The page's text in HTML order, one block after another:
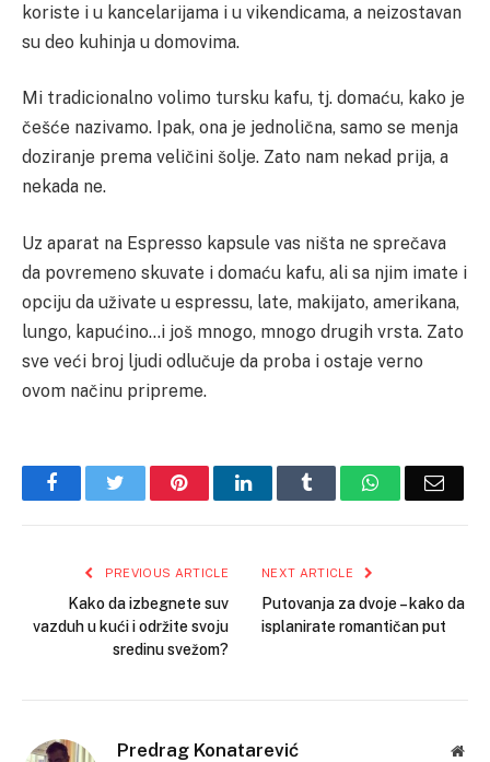
koriste i u kancelarijama i u vikendicama, a neizostavan
su deo kuhinja u domovima.
Mi tradicionalno volimo tursku kafu, tj. domaću, kako je
češće nazivamo. Ipak, ona je jednolična, samo se menja
doziranje prema veličini šolje. Zato nam nekad prija, a
nekada ne.
Uz aparat na Espresso kapsule vas ništa ne sprečava
da povremeno skuvate i domaću kafu, ali sa njim imate i
opciju da uživate u espressu, late, makijato, amerikana,
lungo, kapućino…i još mnogo, mnogo drugih vrsta. Zato
sve veći broj ljudi odlučuje da proba i ostaje verno
ovom načinu pripreme.
FacebookTwitter PinterestLinkedInTumblr WhatsAppEmail
PREVIOUS ARTICLE
Kako da izbegnete suv
vazduh u kući i održite svoju
sredinu svežom?
NEXT ARTICLE
Putovanja za dvoje – kako da
isplanirate romantičan put
Predrag Konatarević